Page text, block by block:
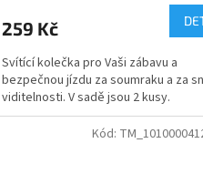
259 Kč
Svítící kolečka pro Vaši zábavu a
bezpečnou jízdu za soumraku a za
viditelnosti. V sadě jsou 2 kusy.
Kód: